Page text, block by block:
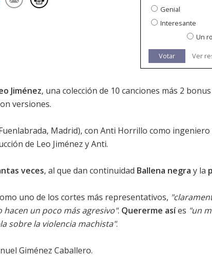
Genial
Interesante
Un
Votar Ver
Jiménez, una colección de 10 canciones más 2
versiones.
Madrid), con Anti Horrillo como
de Leo Jiménez y Anti.
veces, al que dan continuidad Ballena negra y la
uno de los cortes más representativos,
un poco más agresivo". Quererme asíes "un
sobre la violencia machista".
Giménez Caballero.